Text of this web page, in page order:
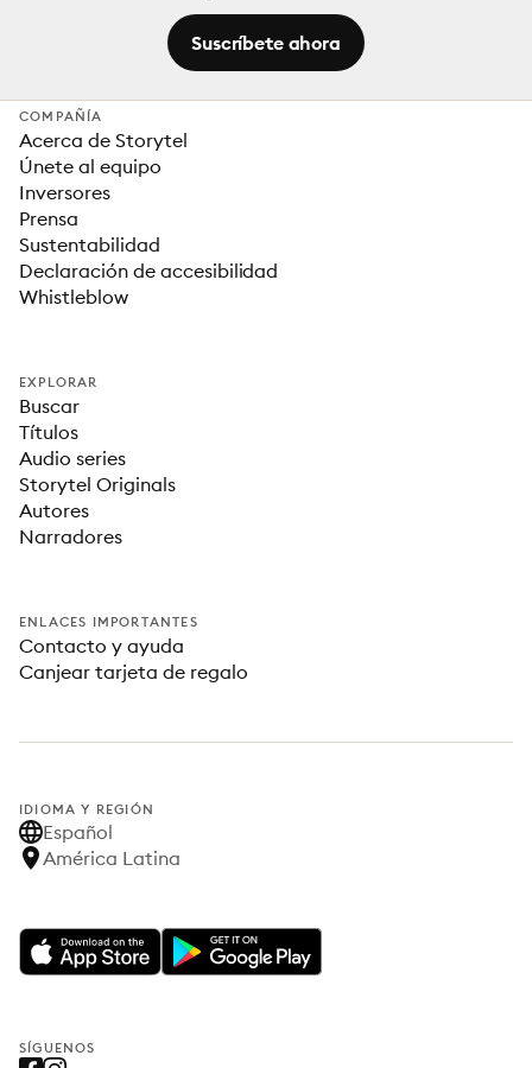
Suscríbete ahora
COMPAÑÍA
Acerca de Storytel
Únete al equipo
Inversores
Prensa
Sustentabilidad
Declaración de accesibilidad
Whistleblow
EXPLORAR
Buscar
Títulos
Audio series
Storytel Originals
Autores
Narradores
ENLACES IMPORTANTES
Contacto y ayuda
Canjear tarjeta de regalo
IDIOMA Y REGIÓN
Español
América Latina
SÍGUENOS